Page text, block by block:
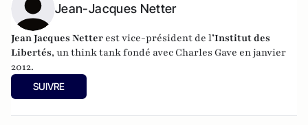
Jean-Jacques Netter
Jean Jacques Netter est vice-président de l’Institut des
Libertés, un think tank fondé avec Charles Gave en janvier
2012.
SUIVRE